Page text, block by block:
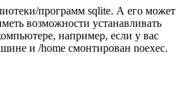
программ sqlite. А его может
возможности устанавливать
например, если у вас
и /home смонтирован noexec.